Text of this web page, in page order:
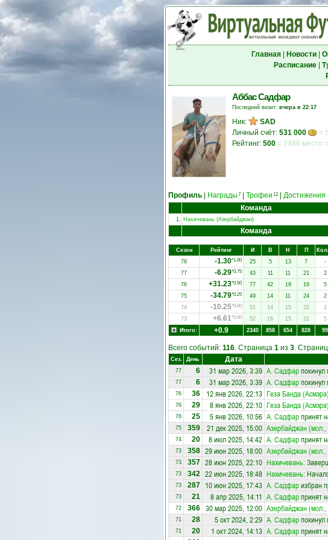
Главная| Новости|
Расписание|
Аббас Садфар
Последний визит: вчера в 22:17
Ник:
SAD
Личный счёт: 531 000
=
Рейтинг: 500 = 2486 место =
Профиль Награды 7 Трофеи 12
Достижения
Команда
1. Нахичевань (Азербайджан)
Команда
Сезон Рейтинг И В Н П
78
-1.30*1.00 25 5 13 7 -
77
-6.29*0.75 43 11 11 21 2
76
+31.23*0.50 77 42 19 16 5
75
-34.79*0.25 49 14 11 24 2
74
-10.25*0.00 51 14 15 22 2
73
+6.61*0.00 52 16 15 21 5
Итого:
+0.9 2340 858 654 828 99
Всего событий: 116. Страница 1 из 3.
Сез. День Дата
77 6 31 мар 2026, 3:39 А. Садфарпокинул
77 6 31 мар 2026, 3:39 А. Садфар
76 36 12 янв 2026, 22:13 Геза Банда (Асмэра)
76 29 8 янв 2026, 22:10 Геза Банда (Асмэра)
76 25 5 янв 2026, 10:56 А. Садфарпринят
75 359 21 дек 2025, 15:00 Азербайджан (мол.,
74 20 8 июл 2025, 14:42 А. Садфарпринят
73 358 29 июн 2025, 18:00 Азербайджан (мол.,
73 357 28 июн 2025, 22:10 Нахичевань:
73 342 22 июн 2025, 18:48 Нахичевань:
73 287 10 июн 2025, 17:43 А. Садфаризбран
73 21 8 апр 2025, 14:11 А. Садфарпринят
72 366 30 мар 2025, 12:00 Азербайджан (мол.,
71 28 5 окт 2024, 2:29 А. Садфар
71 20 1 окт 2024, 14:13 А. Садфарпринят